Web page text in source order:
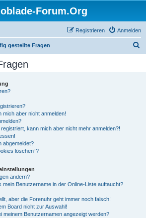
Forum.Org
Anmelden
Registrieren
gestellte Fragen
mich aber nicht anmelden!
kann mich aber nicht mehr anmelden?!
abgemeldet?
löschen“?
ändern?
Benutzername in der Online-Liste auftaucht?
aber die Forenuhr geht immer noch falsch!
Board nicht zur Auswahl!
meinem Benutzernamen angezeigt werden?